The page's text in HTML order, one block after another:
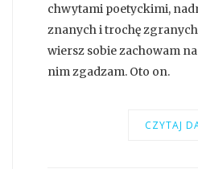
chwytami poetyckimi,
znanych i trochę
wiersz sobie zachowam na
nim zgadzam. Oto on.
CZYTAJ